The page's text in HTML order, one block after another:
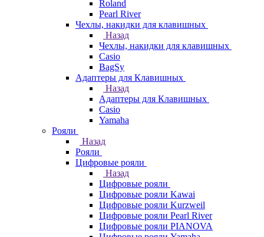
Roland
Pearl River
Чехлы, накидки для клавишных
Назад
Чехлы, накидки для клавишных
Casio
BagSy
Адаптеры для Клавишных
Назад
Адаптеры для Клавишных
Casio
Yamaha
Рояли
Назад
Рояли
Цифровые рояли
Назад
Цифровые рояли
Цифровые рояли Kawai
Цифровые рояли Kurzweil
Цифровые рояли Pearl River
Цифровые рояли PIANOVA